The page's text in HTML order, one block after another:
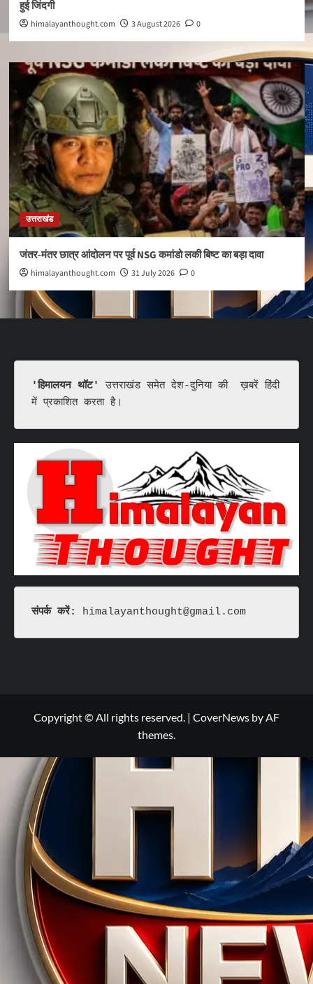
हुई जिंदगी
himalayanthought.com 3 August 2026 0
उत्तराखंड
जंतर-मंतर छात्र आंदोलन पर पूर्व NSG कमांडो लकी बिष्ट का बड़ा दावा
himalayanthought.com 31 July 2026 0
'हिमालयन थॉट'
उत्तराखंड समेत देश-दुनिया की  ख़बरें हिंदी
में प्रकाशित करता है।
संपर्क करें: himalayanthought@gmail.com
Copyright © All rights reserved. | CoverNews by AF
themes.